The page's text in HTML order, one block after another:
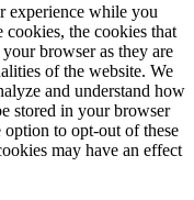
experience while you
cookies, the cookies that
browser as they are
of the website. We
and understand how
stored in your browser
to opt-out of these
may have an effect